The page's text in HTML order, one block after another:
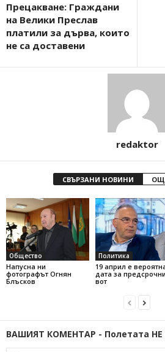
Прецакване: Граждани
на Велики Преслав
платили за дърва, които
не са доставени
redaktor
СВЪРЗАНИ НОВИНИ
Общество
Напусна ни
фотографът Огнян
Блъсков
Политика
19 април е
дата за
вот
ВАШИЯТ КОМЕНТАР - Полетата